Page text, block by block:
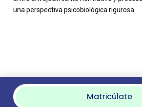
una perspectiva psicobiológica rigurosa.
Matricúlate